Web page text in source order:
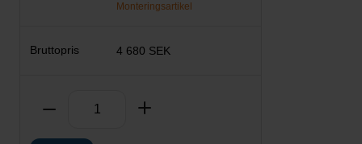
Monteringsartikel
4 680 SEK
Ta bort